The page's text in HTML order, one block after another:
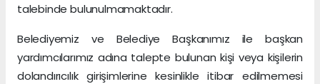
talebinde bulunulmamaktadır.
Belediyemiz ve Belediye Başkanımız ile başkan
yardımcılarımız adına talepte bulunan kişi veya kişilerin
dolandırıcılık girişimlerine kesinlikle itibar edilmemesi